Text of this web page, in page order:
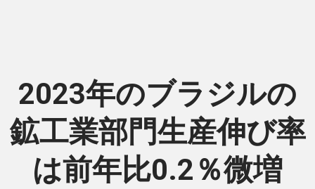
2023年のブラジルの
鉱工業部門生産伸び率
は前年比0.2％微増